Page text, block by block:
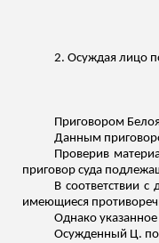
2. Осуждая лицо
Приговором
Данным
Проверив
приговор суда
В соответствии
имеющиеся
Однако
Осужденный Ц.